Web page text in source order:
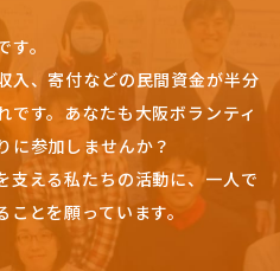
。
入、寄付などの民間資金が半分
す。 あなたも大阪ボランティ
に参加しませんか？
支える私たちの活動に、一人で
ことを願っています。